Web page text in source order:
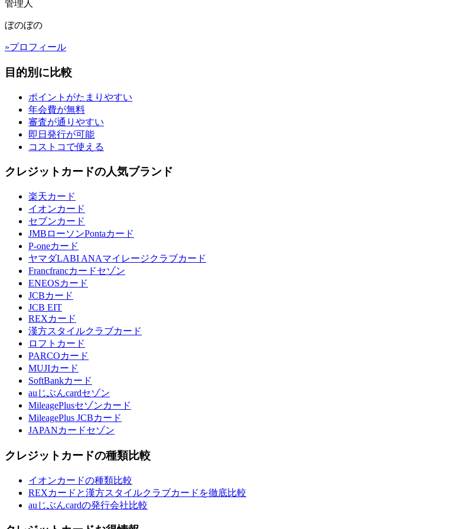
管理人
ぼのぼの
»プロフィール
目的別に比較
ポイントがたまりやすい
年会費が無料
審査が通りやすい
即日発行が可能
コストコで使える
クレジットカードの人気ブランド
楽天カード
イオンカード
セブンカード
JMBローソンPontaカード
P-oneカード
ヤマダLABI ANAマイレージクラブカード
Francfrancカードセゾン
ENEOSカード
JCBカード
JCB EIT
REXカード
漢方スタイルクラブカード
ロフトカード
PARCOカード
MUJIカード
SoftBankカード
auじぶんcardセゾン
MileagePlusセゾンカード
MileagePlus JCBカード
JAPANカードセゾン
クレジットカードの種類比較
イオンカードの種類比較
REXカードと漢方スタイルクラブカードを徹底比較
auじぶんcardの発行会社比較